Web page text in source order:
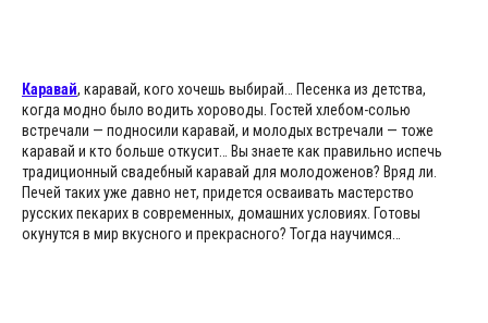
Каравай, каравай, кого хочешь выбирай… Песенка из детства,
когда модно было водить хороводы. Гостей хлебом-солью
встречали — подносили каравай, и молодых встречали — тоже
каравай и кто больше откусит… Вы знаете как правильно испечь
традиционный свадебный каравай для молодоженов? Вряд ли.
Печей таких уже давно нет, придется осваивать мастерство
русских пекарих в современных, домашних условиях. Готовы
окунутся в мир вкусного и прекрасного? Тогда научимся…